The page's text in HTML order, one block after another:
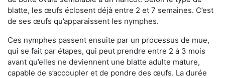
blatte, les œufs éclosent déjà entre 2 et 7 semaines. C’est
de ses œufs qu’apparaissent les nymphes.
Ces nymphes passent ensuite par un processus de mue,
qui se fait par étapes, qui peut prendre entre 2 à 3 mois
avant qu’elles ne deviennent une blatte adulte mature,
capable de s’accoupler et de pondre des œufs. La durée